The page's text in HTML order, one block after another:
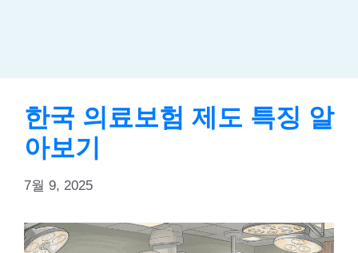
한국 의료보험 제도 특징 알
아보기
7월 9, 2025